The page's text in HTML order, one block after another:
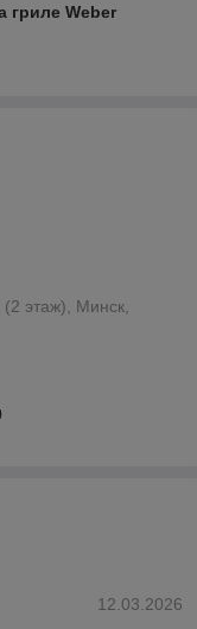
гриле Weber
этаж), Минск,
12.03.2026